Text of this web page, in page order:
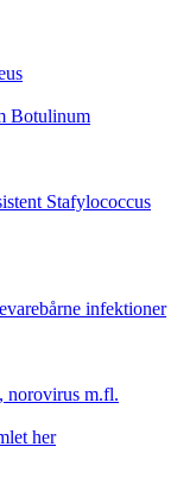
Botulinum
Stafylococcus
infektioner
norovirus m.fl.
her